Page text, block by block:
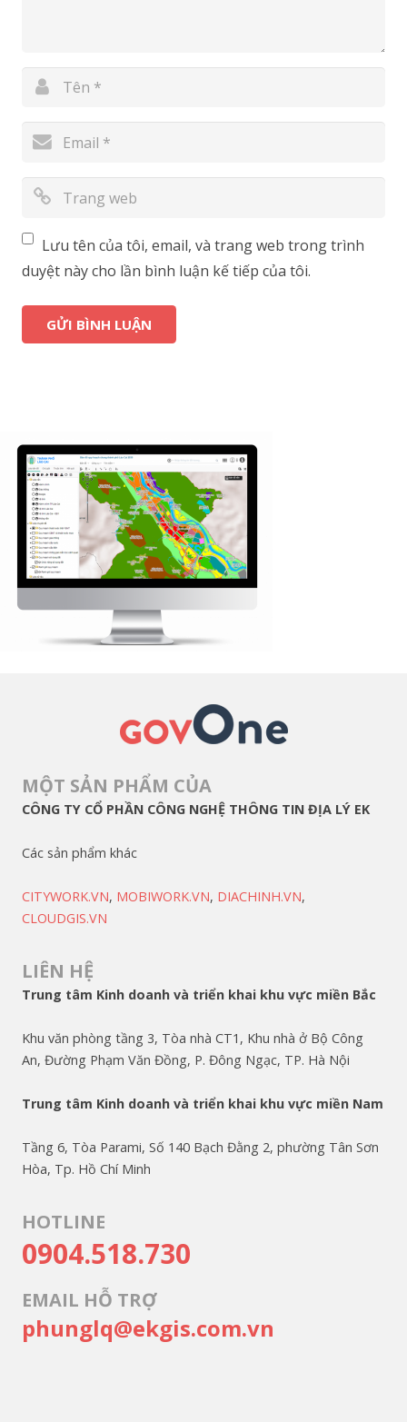
Lưu tên của tôi, email, và trang web trong trình
duyệt này cho lần bình luận kế tiếp của tôi.
MỘT SẢN PHẨM CỦA
CÔNG TY CỔ PHẦN CÔNG NGHỆ THÔNG TIN ĐỊA LÝ EK
Các sản phẩm khác
CITYWORK.VN, MOBIWORK.VN, DIACHINH.VN,
CLOUDGIS.VN
LIÊN HỆ
Trung tâm Kinh doanh và triển khai khu vực miền Bắc
Khu văn phòng tầng 3, Tòa nhà CT1, Khu nhà ở Bộ Công
An, Đường Phạm Văn Đồng, P. Đông Ngạc, TP. Hà Nội
Trung tâm Kinh doanh và triển khai khu vực miền Nam
Tầng 6, Tòa Parami, Số 140 Bạch Đằng 2, phường Tân Sơn
Hòa, Tp. Hồ Chí Minh
HOTLINE
0904.518.730
EMAIL HỖ TRỢ
phunglq@ekgis.com.vn